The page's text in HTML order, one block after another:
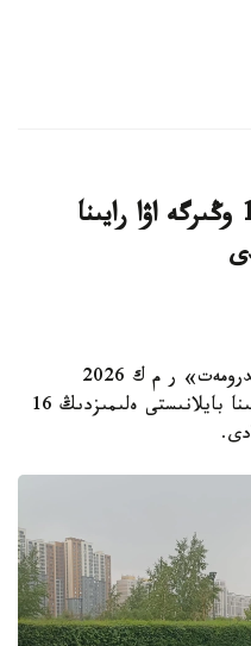
نوسەر، بۇرشاق، داۋىل: 16 وڭىرگە اۋا رايىنا
استانا. KAZINFORM - «قازگيدرومەت» ر م ك 2026
-جىلعى 6-تامىزعا ارنالعان اۋا رايىنا بايلانىستى ەلىمىزدىڭ 16